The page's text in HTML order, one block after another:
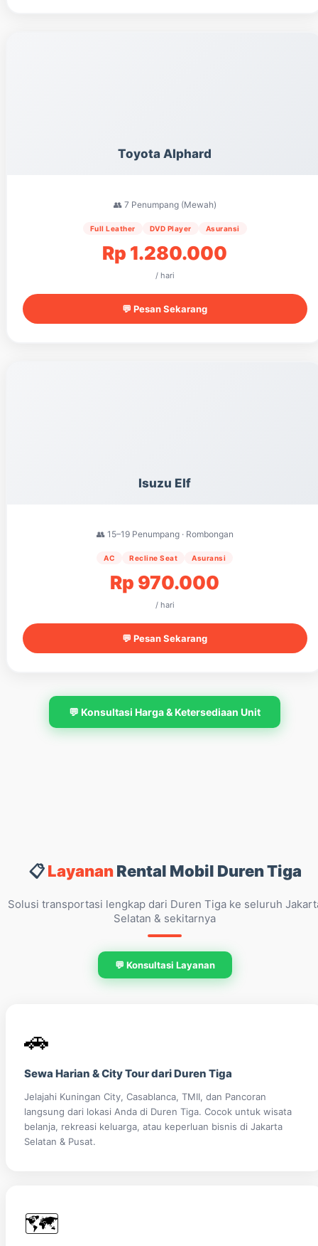
Toyota Alphard
👥 7 Penumpang (Mewah)
Full Leather DVD Player Asuransi
Rp 1.280.000
/ hari
💬 Pesan Sekarang
Isuzu Elf
👥 15–19 Penumpang · Rombongan
AC Recline Seat Asuransi
Rp 970.000
/ hari
💬 Pesan Sekarang
💬 Konsultasi Harga & Ketersediaan Unit
📋LayananRental Mobil Duren Tiga
Solusi transportasi lengkap dari Duren Tiga ke seluruh
Selatan & sekitarnya
💬 Konsultasi Layanan
🚗
Sewa Harian & City Tour dari Duren Tiga
Jelajahi Kuningan City, Casablanca, TMII, dan Pancoran
langsung dari lokasi Anda di Duren Tiga. Cocok untuk wisata
belanja, rekreasi keluarga, atau keperluan bisnis di Jakarta
Selatan & Pusat.
🗺️